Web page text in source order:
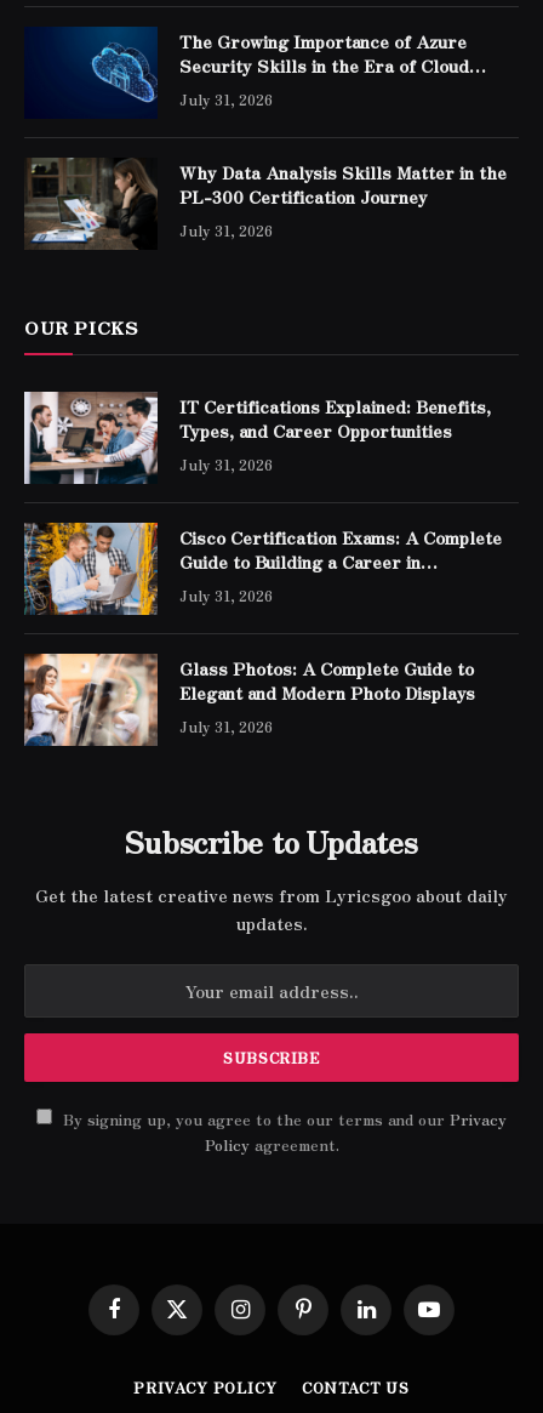
The Growing Importance of Azure
Security Skills in the Era of Cloud
Computing
July 31, 2026
Why Data Analysis Skills Matter in the
PL-300 Certification Journey
July 31, 2026
OUR PICKS
IT Certifications Explained: Benefits,
Types, and Career Opportunities
July 31, 2026
Cisco Certification Exams: A Complete
Guide to Building a Career in
Networking
July 31, 2026
Glass Photos: A Complete Guide to
Elegant and Modern Photo Displays
July 31, 2026
Subscribe to Updates
Get the latest creative news from Lyricsgoo about daily
updates.
By signing up, you agree to the our terms and our Privacy
Policyagreement.
Facebook
X
(Twitter)
InstagramPinterestLinkedInYouTube
PRIVACY POLICY CONTACT US